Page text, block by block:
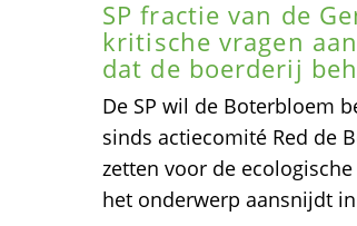
SP fractie van de
kritische vragen
dat de boerderij
De SP wil de Boterbloem
sinds actiecomité Red de
zetten voor de
het onderwerp aansnijdt